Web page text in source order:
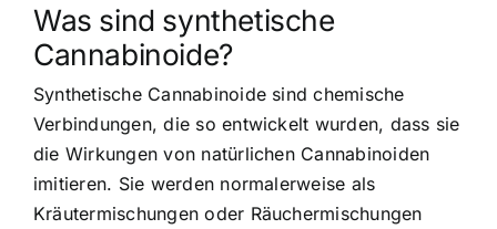
Was sind synthetische
Cannabinoide?
Synthetische Cannabinoide sind chemische
Verbindungen, die so entwickelt wurden, dass sie
die Wirkungen von natürlichen Cannabinoiden
imitieren. Sie werden normalerweise als
Kräutermischungen oder Räuchermischungen